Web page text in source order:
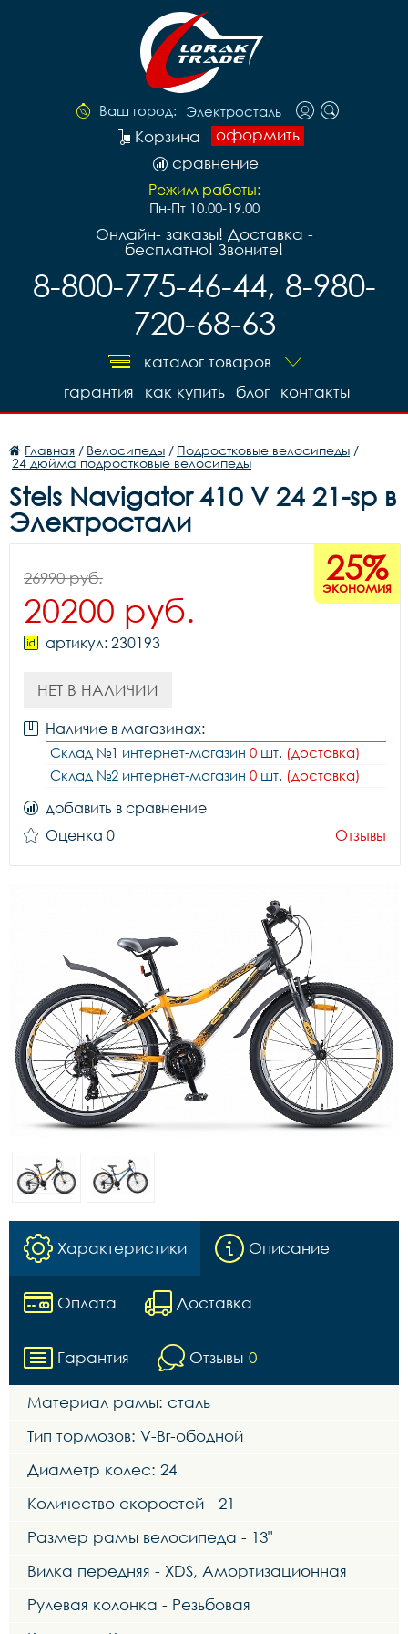
Ваш город: Электросталь
оформить
Корзина
сравнение
Режим работы:
Пн-Пт 10.00-19.00
Онлайн- заказы! Доставка -
бесплатно! Звоните!
8-800-775-46-44, 8-980-
720-68-63
каталог товаров
контакты
блог
как купить
гарантия
Главная / Велосипеды / Подростковые велосипеды /
24 дюйма подростковые велосипеды
Stels Navigator 410 V 24 21-sp в
Электростали
25%
экономия
26990 руб.
20200 руб.
артикул: 230193
НЕТ В НАЛИЧИИ
Наличие в магазинах:
Склад №1 интернет-магазин 0 шт. (доставка)
Склад №2 интернет-магазин 0 шт. (доставка)
добавить в сравнение
Оценка 0
Отзывы
Характеристики Описание
Оплата Доставка
Гарантия Отзывы 0
Материал рамы: сталь
Тип тормозов: V-Br-ободной
Диаметр колес: 24
Количество скоростей - 21
Размер рамы велосипеда - 13"
Вилка передняя - XDS, Амортизационная
Рулевая колонка - Резьбовая